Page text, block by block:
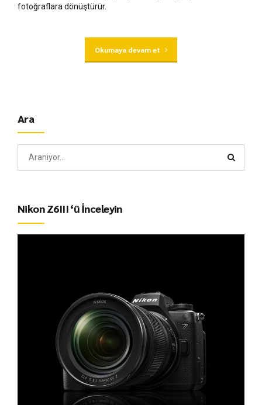
fotoğraflara dönüştürür.
Okumaya devam et
Ara
Nikon Z6III ‘ü İnceleyin